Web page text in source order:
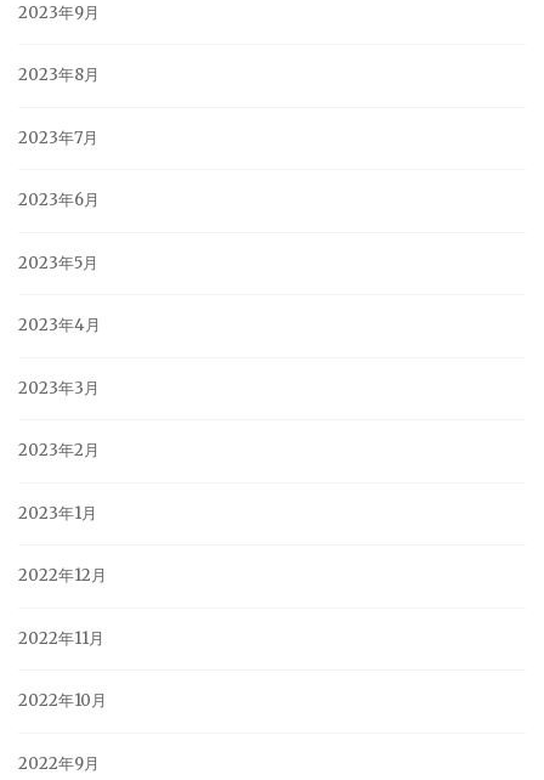
2023年9月
2023年8月
2023年7月
2023年6月
2023年5月
2023年4月
2023年3月
2023年2月
2023年1月
2022年12月
2022年11月
2022年10月
2022年9月